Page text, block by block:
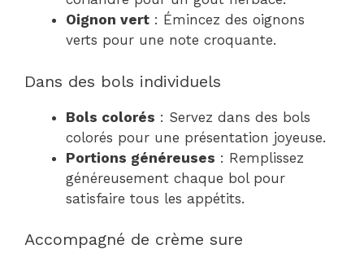
Oignon vert : Émincez des oignons
verts pour une note croquante.
Dans des bols individuels
Bols colorés : Servez dans des bols
colorés pour une présentation joyeuse.
Portions généreuses : Remplissez
généreusement chaque bol pour
satisfaire tous les appétits.
Accompagné de crème sure